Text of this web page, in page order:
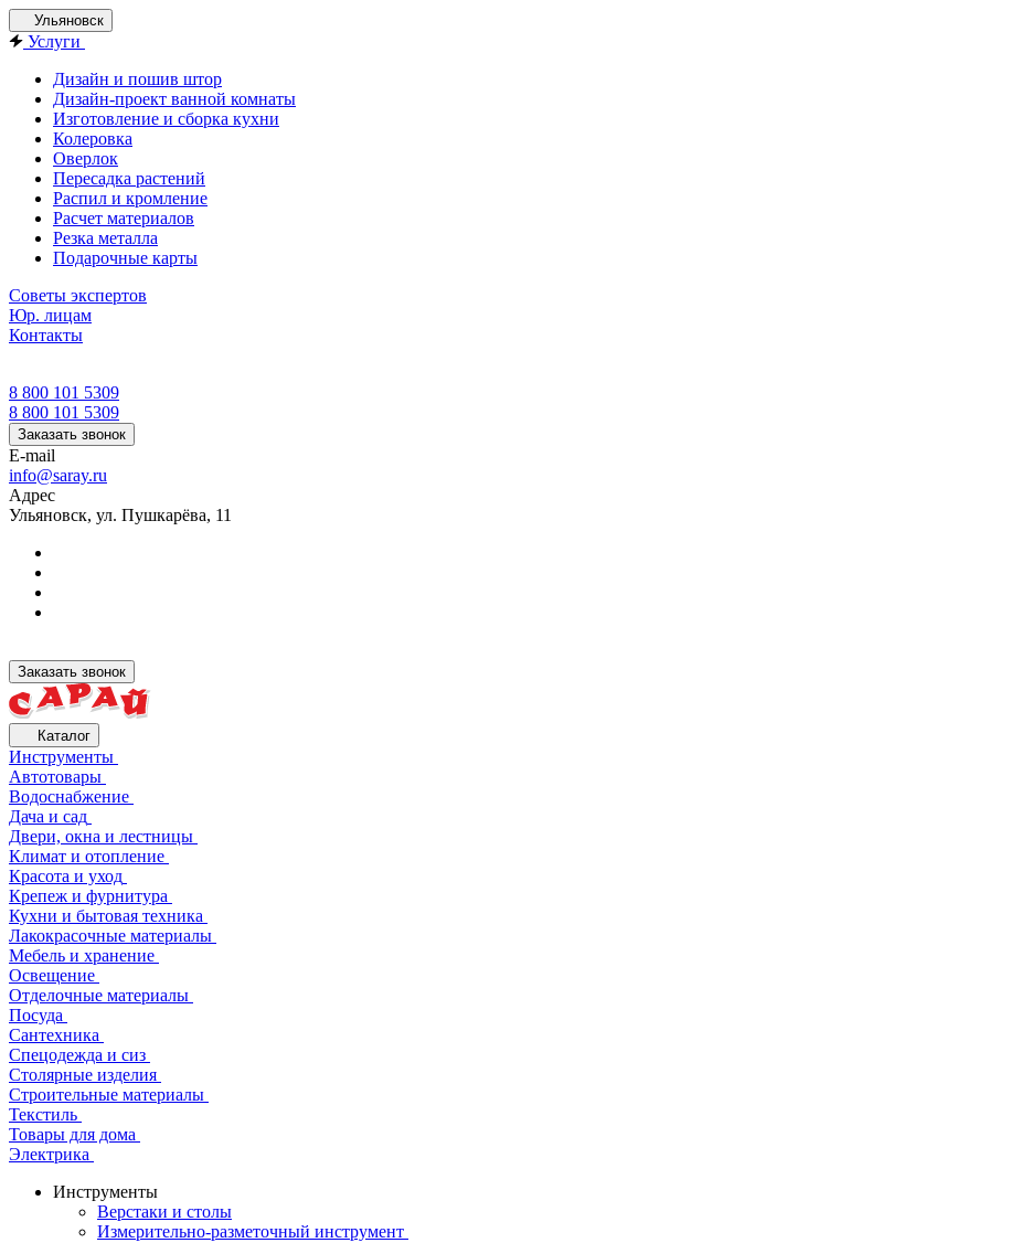
Ульяновск
Услуги
Дизайн и пошив штор
Дизайн-проект ванной комнаты
Изготовление и сборка кухни
Колеровка
Оверлок
Пересадка растений
Распил и кромление
Расчет материалов
Резка металла
Подарочные карты
Советы экспертов
Юр. лицам
Контакты
8 800 101 5309
8 800 101 5309
Заказать звонок
E-mail
info@saray.ru
Адрес
Ульяновск, ул. Пушкарёва, 11
Заказать звонок
Каталог
Инструменты
Автотовары
Водоснабжение
Дача и сад
Двери, окна и лестницы
Климат и отопление
Красота и уход
Крепеж и фурнитура
Кухни и бытовая техника
Лакокрасочные материалы
Мебель и хранение
Освещение
Отделочные материалы
Посуда
Сантехника
Спецодежда и сиз
Столярные изделия
Строительные материалы
Текстиль
Товары для дома
Электрика
Инструменты
Верстаки и столы
Измерительно-разметочный инструмент